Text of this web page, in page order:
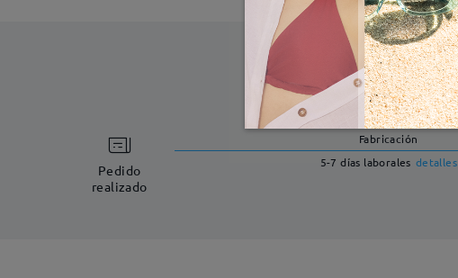
Pedido
realizado
Fabricación
5-7 días laborales detalles